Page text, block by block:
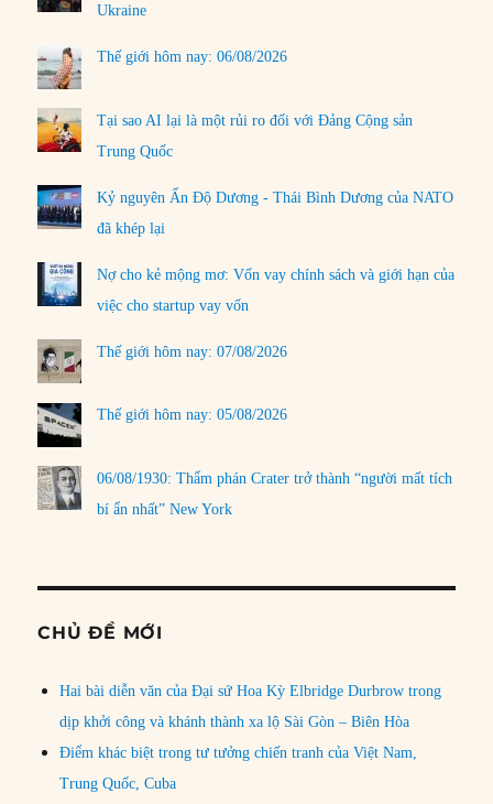
Ukraine
Thế giới hôm nay: 06/08/2026
Tại sao AI lại là một rủi ro đối với Đảng Cộng sản
Trung Quốc
Kỷ nguyên Ấn Độ Dương - Thái Bình Dương của NATO
đã khép lại
Nợ cho kẻ mộng mơ: Vốn vay chính sách và giới hạn của
việc cho startup vay vốn
Thế giới hôm nay: 07/08/2026
Thế giới hôm nay: 05/08/2026
06/08/1930: Thẩm phán Crater trở thành “người mất tích
bí ẩn nhất” New York
CHỦ ĐỀ MỚI
Hai bài diễn văn của Đại sứ Hoa Kỳ Elbridge Durbrow trong
dịp khởi công và khánh thành xa lộ Sài Gòn – Biên Hòa
Điểm khác biệt trong tư tưởng chiến tranh của Việt Nam,
Trung Quốc, Cuba